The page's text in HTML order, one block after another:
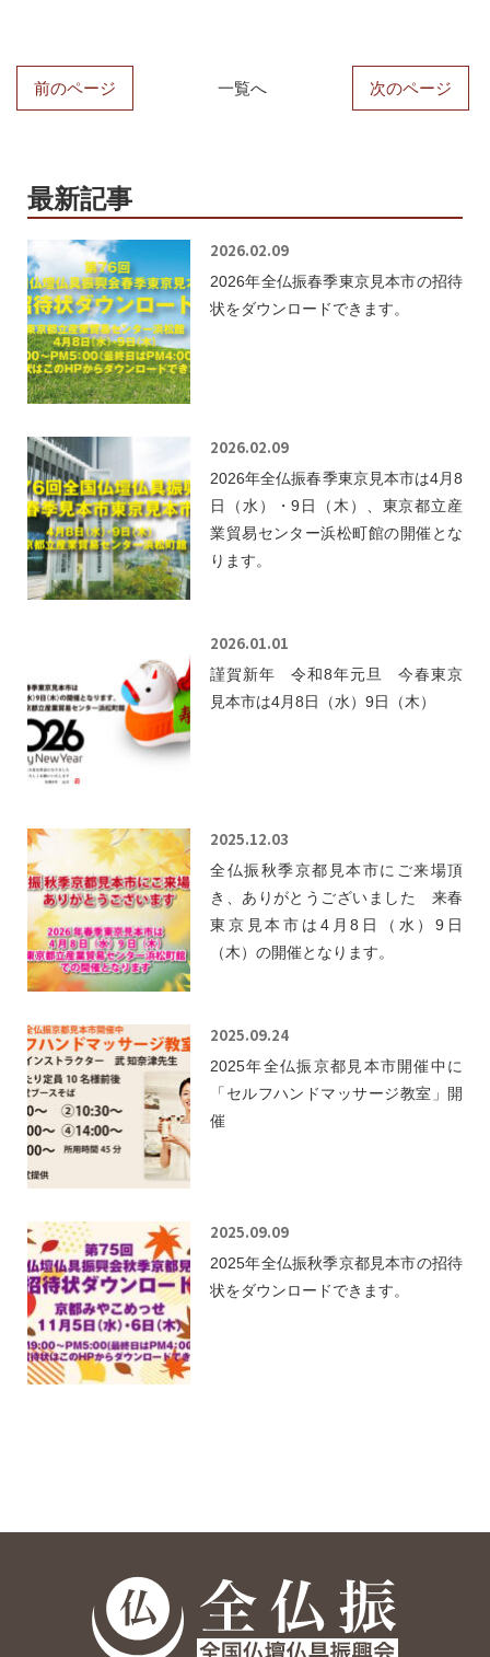
前のページ 一覧へ 次のページ
最新記事
2026.02.09
2026年全仏振春季東京見本市の招待
状をダウンロードできます。
2026.02.09
2026年全仏振春季東京見本市は4月8
日（水）・9日（木）、東京都立産
業貿易センター浜松町館の開催とな
ります。
2026.01.01
謹賀新年 令和8年元旦 今春東京
見本市は4月8日（水）9日（木）
2025.12.03
全仏振秋季京都見本市にご来場頂
き、ありがとうございました 来春
東京見本市は4月8日（水）9日
（木）の開催となります。
2025.09.24
2025年全仏振京都見本市開催中に
「セルフハンドマッサージ教室」開
催
2025.09.09
2025年全仏振秋季京都見本市の招待
状をダウンロードできます。